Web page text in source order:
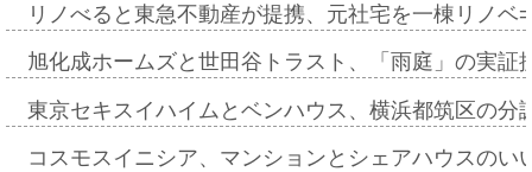
リノべると東急不動産が提携、元社宅を一棟リノ
旭化成ホームズと世田谷トラスト、「雨庭」の実
東京セキスイハイムとベンハウス、横浜都筑区の
コスモスイニシア、マンションとシェアハウスの